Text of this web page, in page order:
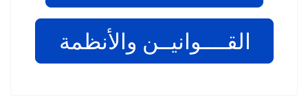
القــــوانيــن والأنظمة